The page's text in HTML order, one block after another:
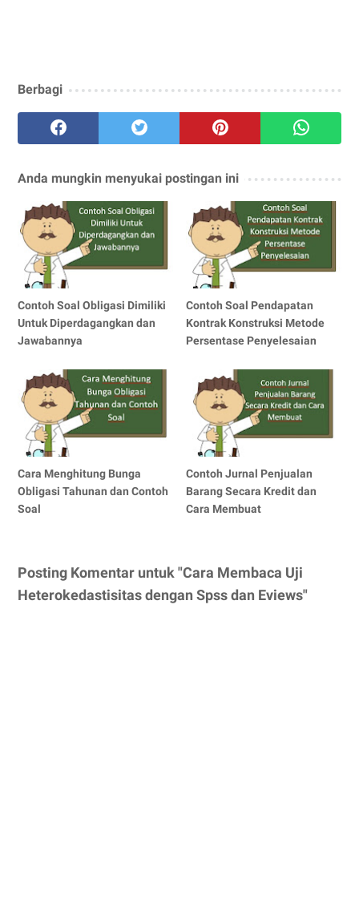
Berbagi
Anda mungkin menyukai postingan ini
Contoh Soal Obligasi Dimiliki
Untuk Diperdagangkan dan
Jawabannya
Contoh Soal Pendapatan
Kontrak Konstruksi Metode
Persentase Penyelesaian
Cara Menghitung Bunga
Obligasi Tahunan dan Contoh
Soal
Contoh Jurnal Penjualan
Barang Secara Kredit dan
Cara Membuat
Posting Komentar untuk "Cara Membaca Uji
Heterokedastisitas dengan Spss dan Eviews"